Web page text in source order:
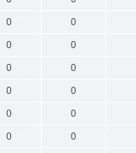
0 0
0 0
0 0
0 0
0 0
0 0